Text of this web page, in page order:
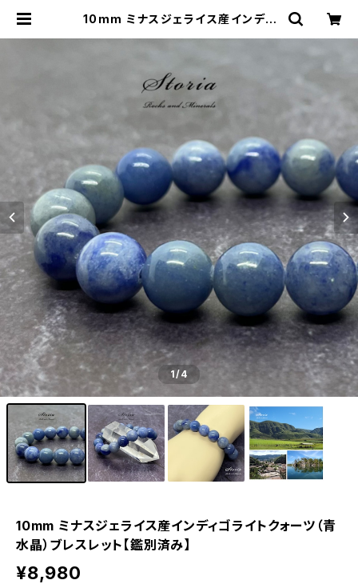
10mm ミナスジェライス産インディ
1/4
10mm ミナスジェライス産インディゴライトクォーツ（青
水晶）ブレスレット【鑑別済み】
¥8,980